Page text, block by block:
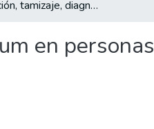
Prevención, tamizaje, diagnostico y tratamiento de delirium en personas adultas.
en personas